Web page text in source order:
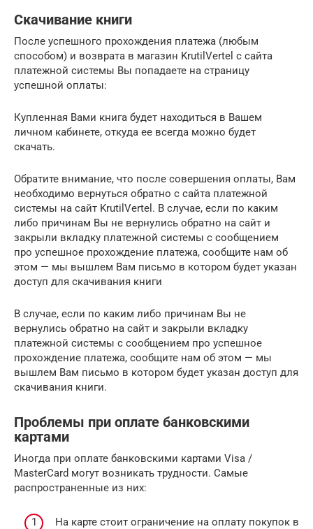
Скачивание книги
После успешного прохождения платежа (любым
способом) и возврата в магазин KrutilVertel с сайта
платежной системы Вы попадаете на страницу
успешной оплаты:
Купленная Вами книга будет находиться в Вашем
личном кабинете, откуда ее всегда можно будет
скачать.
Обратите внимание, что после совершения оплаты, Вам
необходимо вернуться обратно с сайта платежной
системы на сайт KrutilVertel. В случае, если по каким
либо причинам Вы не вернулись обратно на сайт и
закрыли вкладку платежной системы с сообщением
про успешное прохождение платежа, сообщите нам об
этом — мы вышлем Вам письмо в котором будет указан
доступ для скачивания книги
В случае, если по каким либо причинам Вы не
вернулись обратно на сайт и закрыли вкладку
платежной системы с сообщением про успешное
прохождение платежа, сообщите нам об этом — мы
вышлем Вам письмо в котором будет указан доступ для
скачивания книги.
Проблемы при оплате банковскими
картами
Иногда при оплате банковскими картами Visa /
MasterCard могут возникать трудности. Самые
распространенные из них:
На карте стоит ограничение на оплату покупок в